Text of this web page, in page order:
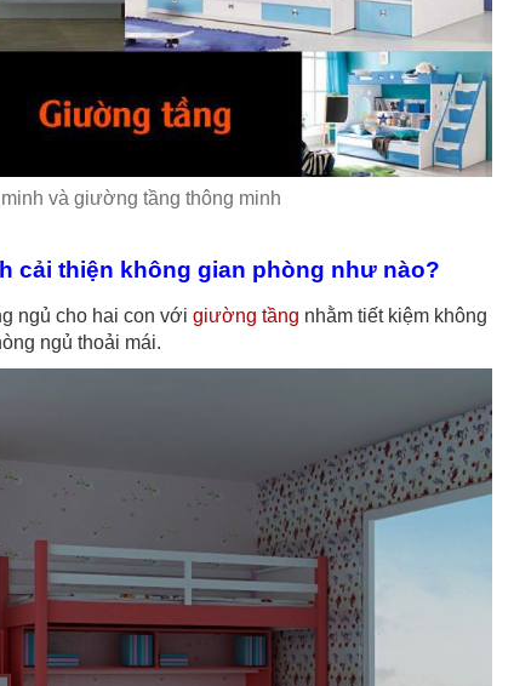
và giường tầng thông minh
cải thiện không gian phòng như nào?
ngủ cho hai con với giường tầng nhằm tiết kiệm không
ngủ thoải mái.